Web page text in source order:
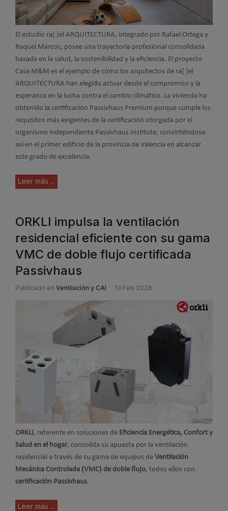
El estudio ra
el ARQUITECTURA, integrado por Rafael Ortega y
Raquel Marcos, posee una trayectoria profesional consolidada
basada en la salud, la sostenibilidad y la eficiencia. El proyecto
Casa M&M es el ejemplo de cómo los arquitectos de ra
el
ARQUITECTURA han elegido actuar desde el compromiso y la
esperanza en la lucha contra el cambio climático. La vivienda ha
obtenido la certificación Passivhaus Premium porque cumple los
requisitos más exigentes de la certificación otorgada por el
organismo independiente Passivhaus Institute, convirtiéndose
así en el primer edificio de la provincia de Valencia en alcanzar
este grado de excelencia.
Leer más ...
ORKLI impulsa la ventilación
residencial eficiente con su gama
VMC de doble flujo certificada
Passivhaus
Publicado en Ventilación y CAI 13 Feb 2026
ORKLI, referente en soluciones de Eficiencia Energética, Confort y
Salud en el hogar, consolida su apuesta por la ventilación
residencial a través de su gama de equipos de Ventilación
Mecánica Controlada (VMC) de doble flujo, todos ellos con
certificación Passivhaus.
Leer más ...